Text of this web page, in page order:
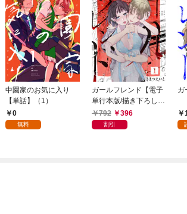
中園家のお気に入り
【単話】（1）
0
無料
ガールフレンド【電子
単行本版/描き下ろし特
典つき】(1)
792 396
割引
ガ